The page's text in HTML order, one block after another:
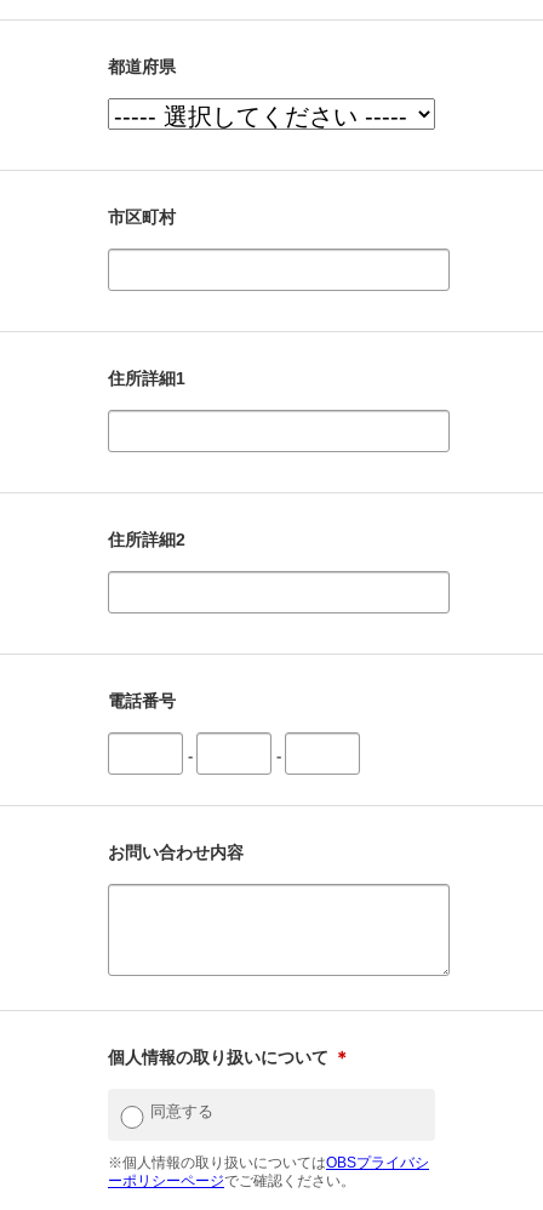
都道府県
市区町村
住所詳細1
住所詳細2
電話番号
- -
お問い合わせ内容
個人情報の取り扱いについて ＊
同意する
※個人情報の取り扱いについてはOBSプライバシ
ーポリシーページでご確認ください。